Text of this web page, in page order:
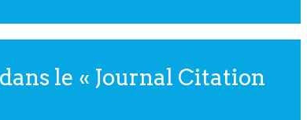
le « Journal Citation